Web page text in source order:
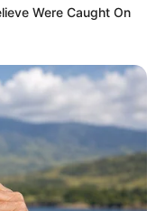
Were Caught On